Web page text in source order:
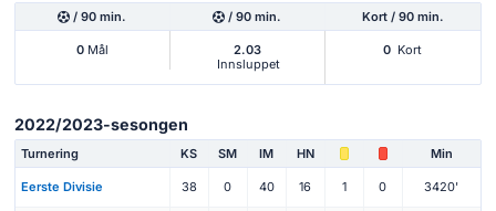
/ 90 min. / 90 min. Kort / 90 min.
0Mål
2.03
Innsluppet
0 Kort
2022/2023-sesongen
Turnering KS SM IM HN Min
Eerste Divisie 38 0 40 16 1 0 3420'